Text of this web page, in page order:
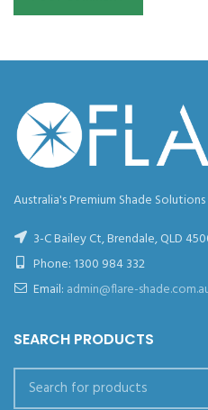
Australia's Premium Shade Solutions
3-C Bailey Ct, Brendale, QLD
Phone: 1300 984 332
Email: admin@flare-
SEARCH PRODUCTS